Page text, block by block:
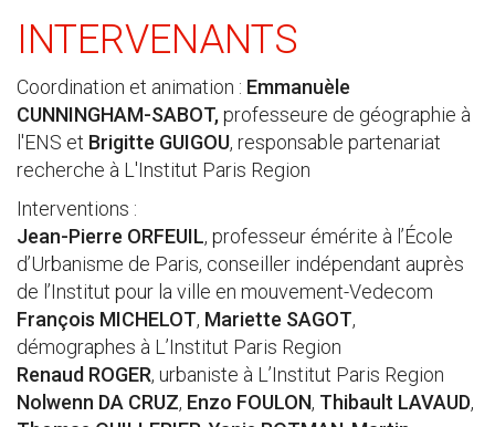
INTERVENANTS
Coordination et animation : Emmanuèle
CUNNINGHAM-SABOT,professeure de géographie à
l'ENS et Brigitte GUIGOU, responsable partenariat
recherche à L'Institut Paris Region
Interventions :
Jean-Pierre ORFEUIL, professeur émérite à l’École
d’Urbanisme de Paris, conseiller indépendant auprès
de l’Institut pour la ville en mouvement-Vedecom
François MICHELOT, Mariette SAGOT,
démographes à L’Institut Paris Region
Renaud ROGER, urbaniste à L’Institut Paris Region
Nolwenn DA CRUZ, Enzo FOULON, Thibault LAVAUD,